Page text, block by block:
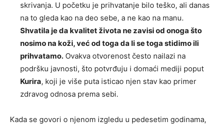
skrivanja. U početku je prihvatanje bilo teško, ali danas
na to gleda kao na deo sebe, a ne kao na manu.
Shvatila je da kvalitet života ne zavisi od onoga što
nosimo na koži, već od toga da li se toga stidimo ili
prihvatamo. Ovakva otvorenost često nailazi na
podršku javnosti, što potvrđuju i domaći mediji poput
Kurira, koji je više puta isticao njen stav kao primer
zdravog odnosa prema sebi.
Kada se govori o njenom izgledu u pedesetim godinama,